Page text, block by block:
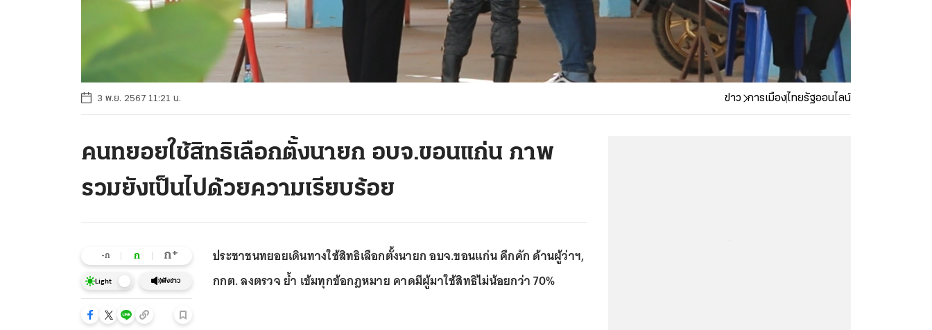
3 พ.ย. 2567 11:21 น. ข่าว การเมืองไทยรัฐออนไลน์
คนทยอยใช้สิทธิเลือกตั้งนายก อบจ.ขอนแก่น ภาพ
รวมยังเป็นไปด้วยความเรียบร้อย
-ก ก ก+
Light ฟังข่าว
ประชาชนทยอยเดินทางใช้สิทธิเลือกตั้งนายก อบจ.ขอนแก่น คึกคัก ด้านผู้ว่าฯ,
กกต. ลงตรวจ ย้ำ เข้มทุกข้อกฎหมาย คาดมีผู้มาใช้สิทธิไม่น้อยกว่า 70%